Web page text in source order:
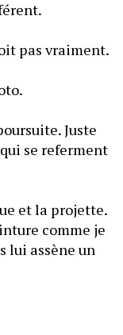
pas vraiment.
Juste
se referment
et la projette.
comme je
lui assène un